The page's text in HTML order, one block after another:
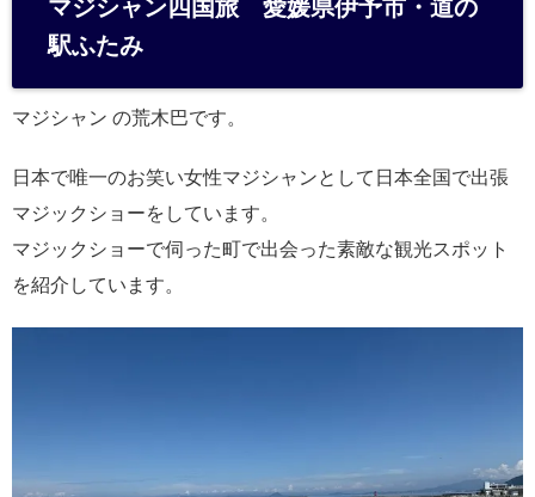
n
マジシャン四国旅 愛媛県伊予市・道の
駅ふたみ
マジシャン の荒木巴です。
日本で唯一のお笑い女性マジシャンとして日本全国で出張
マジックショーをしています。
マジックショーで伺った町で出会った素敵な観光スポット
を紹介しています。